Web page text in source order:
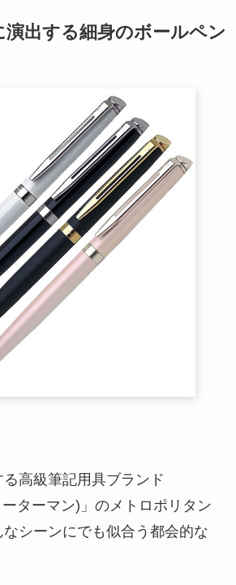
演出する細身のボールペン
高級筆記用具ブランド
ーターマン)」のメトロポリタン
シーンにでも似合う都会的な